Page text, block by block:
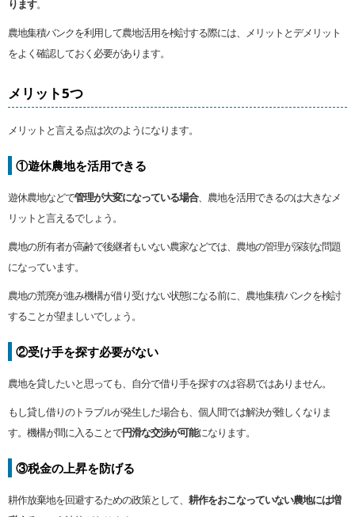
ります。
農地集積バンクを利用して農地活用を検討する際には、メリットとデメリット
をよく確認しておく必要があります。
メリット5つ
メリットと言える点は次のようになります。
①遊休農地を活用できる
遊休農地などで管理が大変になっている場合、農地を活用できるのは大きなメ
リットと言えるでしょう。
農地の所有者が高齢で後継者もいない農家などでは、農地の管理が深刻な問題
になっています。
農地の荒廃が進み機構が借り受けない状態になる前に、農地集積バンクを検討
することが望ましいでしょう。
②受け手を探す必要がない
農地を貸したいと思っても、自分で借り手を探すのは容易ではありません。
もし貸し借りのトラブルが発生した場合も、個人間では解決が難しくなりま
す。機構が間に入ることで円滑な交渉が可能になります。
③税金の上昇を防げる
耕作放棄地を回避するための政策として、 耕作をおこなっていない農地には増